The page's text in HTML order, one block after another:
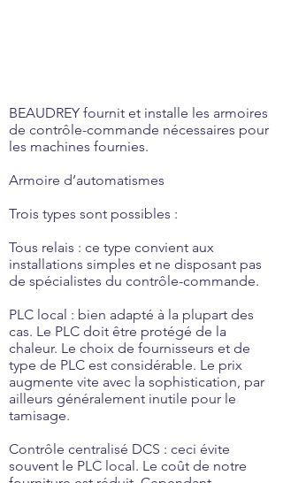
BEAUDREY fournit et installe les armoires
de contrôle-commande nécessaires pour
les machines fournies.
Armoire d’automatismes
Trois types sont possibles :
Tous relais : ce type convient aux
installations simples et ne disposant pas
de spécialistes du contrôle-commande.
PLC local : bien adapté à la plupart des
cas. Le PLC doit être protégé de la
chaleur. Le choix de fournisseurs et de
type de PLC est considérable. Le prix
augmente vite avec la sophistication, par
ailleurs généralement inutile pour le
tamisage.
Contrôle centralisé DCS : ceci évite
souvent le PLC local. Le coût de notre